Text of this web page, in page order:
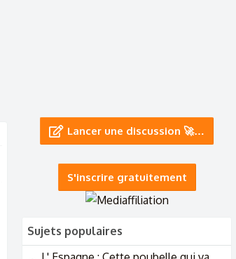
Lancer une discussion 🚀…
S'inscrire gratuitement
Sujets populaires